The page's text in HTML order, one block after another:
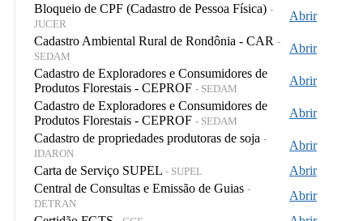
Bloqueio de CPF (Cadastro de Pessoa Física) -
JUCER
Abrir
Cadastro Ambiental Rural de Rondônia - CAR -
SEDAM
Abrir
Cadastro de Exploradores e Consumidores de
Produtos Florestais - CEPROF - SEDAM
Abrir
Cadastro de Exploradores e Consumidores de
Produtos Florestais - CEPROF - SEDAM
Abrir
Cadastro de propriedades produtoras de soja -
IDARON
Abrir
Carta de Serviço SUPEL - SUPEL
Abrir
Central de Consultas e Emissão de Guias -
DETRAN
Abrir